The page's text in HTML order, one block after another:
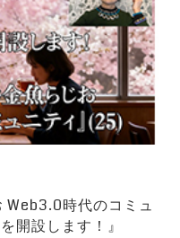
Web3.0時代のコミュ
開設します！』